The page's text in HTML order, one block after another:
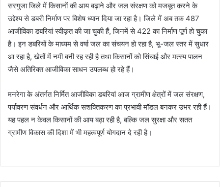
सरगुजा जिले में किसानों की आय बढ़ाने और जल संरक्षण को मजबूत करने के
उद्देश्य से डबरी निर्माण पर विशेष ध्यान दिया जा रहा है। जिले में अब तक 487
आजीविका डबरियां स्वीकृत की जा चुकी हैं, जिनमें से 422 का निर्माण पूर्ण हो चुका
है। इन डबरियों के माध्यम से वर्षा जल का संचयन हो रहा है, भू-जल स्तर में सुधार
आ रहा है, खेतों में नमी बनी रह रही है तथा किसानों को सिंचाई और मत्स्य पालन
जैसे अतिरिक्त आजीविका साधन उपलब्ध हो रहे हैं।
मनरेगा के अंतर्गत निर्मित आजीविका डबरियां आज ग्रामीण क्षेत्रों में जल संरक्षण,
पर्यावरण संवर्धन और आर्थिक सशक्तिकरण का प्रभावी मॉडल बनकर उभर रही हैं।
यह पहल न केवल किसानों की आय बढ़ा रही है, बल्कि जल सुरक्षा और सतत
ग्रामीण विकास की दिशा में भी महत्वपूर्ण योगदान दे रही है।